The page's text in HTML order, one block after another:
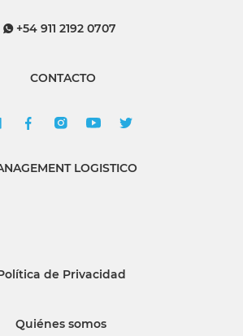
+54 911 2192 0707
CONTACTO
LOGISTICO
de Privacidad
Quiénes somos